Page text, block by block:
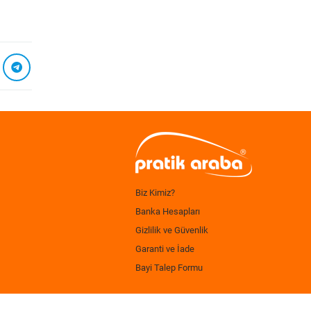
Biz Kimiz?
Banka Hesapları
Gizlilik ve Güvenlik
Garanti ve İade
Bayi Talep Formu